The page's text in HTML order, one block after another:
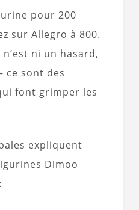
pour 200
sur Allegro à 800.
n’est ni un hasard,
ce sont des
font grimper les
expliquent
Dimoo